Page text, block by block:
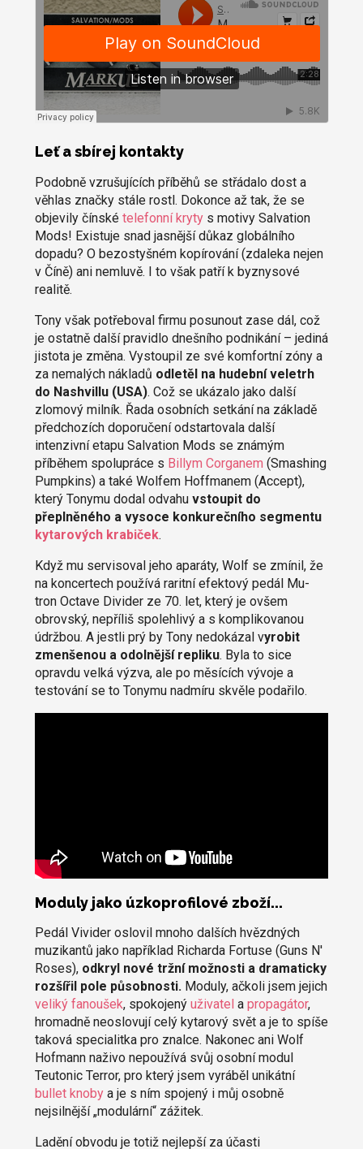
Leť a sbírej kontakty
Podobně vzrušujících příběhů se střádalo dost a
věhlas značky stále rostl. Dokonce až tak, že se
objevily čínské telefonní krytys motivy Salvation
Mods! Existuje snad jasnější důkaz globálního
dopadu? O bezostyšném kopírování (zdaleka nejen
v Číně) ani nemluvě. I to však patří k byznysové
realitě.
Tony však potřeboval firmu posunout zase dál, což
je ostatně další pravidlo dnešního podnikání – jediná
jistota je změna. Vystoupil ze své komfortní zóny a
za nemalých nákladů odletěl na hudební veletrh
do Nashvillu (USA). Což se ukázalo jako další
zlomový milník. Řada osobních setkání na základě
předchozích doporučení odstartovala další
intenzivní etapu Salvation Mods se známým
příběhem spolupráce s Billym Corganem (Smashing
Pumpkins) a také Wolfem Hoffmanem (Accept),
který Tonymu dodal odvahu vstoupit do
přeplněného a vysoce konkurečního segmentu
kytarových krabiček.
Když mu servisoval jeho aparáty, Wolf se zmínil, že
na koncertech používá raritní efektový pedál Mu-
tron Octave Divider ze 70. let, který je ovšem
obrovský, nepříliš spolehlivý a s komplikovanou
údržbou. A jestli prý by Tony nedokázal vyrobit
zmenšenou a odolnější repliku. Byla to sice
opravdu velká výzva, ale po měsících vývoje a
testování se to Tonymu nadmíru skvěle podařilo.
Moduly jako úzkoprofilové zboží...
Pedál Vivider oslovil mnoho dalších hvězdných
muzikantů jako například Richarda Fortuse (Guns N'
Roses), odkryl nové tržní možnosti a dramaticky
rozšířil pole působnosti.Moduly, ačkoli jsem jejich
veliký fanoušek, spokojený uživatel a propagátor,
hromadně neoslovují celý kytarový svět a je to spíše
taková specialitka pro znalce. Nakonec ani Wolf
Hofmann naživo nepoužívá svůj osobní modul
Teutonic Terror, pro který jsem vyráběl unikátní
bullet knobya je s ním spojený i můj osobně
nejsilnější „modulární“ zážitek.
Ladění obvodu je totiž nejlepší za účasti